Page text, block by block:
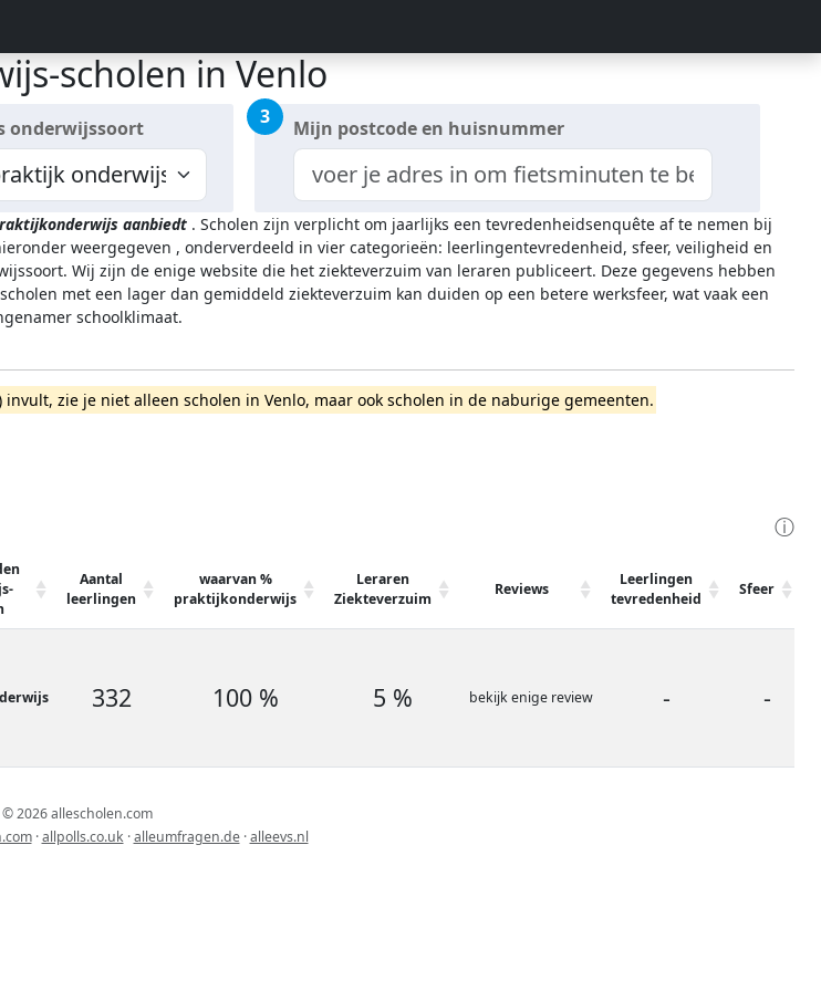
scholen in Venlo
onderwijssoort 3 Mijn postcode en huisnummer
aanbiedt . Scholen zijn verplicht om jaarlijks een tevredenheidsenquête af te nemen bij
weergegeven , onderverdeeld in vier categorieën: leerlingentevredenheid, sfeer, veiligheid en
Wij zijn de enige website die het ziekteverzuim van leraren publiceert. Deze gegevens hebben
met een lager dan gemiddeld ziekteverzuim kan duiden op een betere werksfeer, wat vaak een
schoolklimaat.
zie je niet alleen scholen in Venlo, maar ook scholen in de naburige gemeenten.
ⓘ
Aantal
leerlingen
waarvan %
praktijkonderwijs
Leraren
Ziekteverzuim
Reviews
Leerlingen
tevredenheid
Sfeer
332 100 % 5 % bekijk enige review - -
© 2026 allescholen.com
·allpolls.co.uk ·alleumfragen.de·alleevs.nl